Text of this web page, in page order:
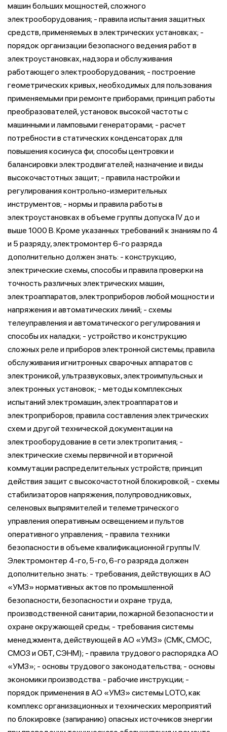
машин больших мощностей, сложного
электрооборудования; - правила испытания защитных
средств, применяемых в электрических установках; -
порядок организации безопасного ведения работ в
электроустановках, надзора и обслуживания
работающего электрооборудования; - построение
геометрических кривых, необходимых для пользования
применяемыми при ремонте приборами; принцип работы
преобразователей, установок высокой частоты с
машинными и ламповыми генераторами; - расчет
потребности в статических конденсаторах для
повышения косинуса фи; способы центровки и
балансировки электродвигателей; назначение и виды
высокочастотных защит; - правила настройки и
регулирования контрольно-измерительных
инструментов; - нормы и правила работы в
электроустановках в объеме группы допуска IV до и
выше 1000 В. Кроме указанных требований к знаниям по 4
и 5 разряду, электромонтер 6-го разряда
дополнительно должен знать: - конструкцию,
электрические схемы, способы и правила проверки на
точность различных электрических машин,
электроаппаратов, электроприборов любой мощности и
напряжения и автоматических линий; - схемы
телеуправления и автоматического регулирования и
способы их наладки; - устройство и конструкцию
сложных реле и приборов электронной системы; правила
обслуживания игнитронных сварочных аппаратов с
электроникой, ультразвуковых, электроимпульсных и
электронных установок; - методы комплексных
испытаний электромашин, электроаппаратов и
электроприборов; правила составления электрических
схем и другой технической документации на
электрооборудование в сети электропитания; -
электрические схемы первичной и вторичной
коммутации распределительных устройств; принцип
действия защит с высокочастотной блокировкой; - схемы
стабилизаторов напряжения, полупроводниковых,
селеновых выпрямителей и телеметрического
управления оперативным освещением и пультов
оперативного управления; - правила техники
безопасности в объеме квалификационной группы IV.
Электромонтер 4-го, 5-го, 6-го разряда должен
дополнительно знать: - требования, действующих в АО
«УМЗ» нормативных актов по промышленной
безопасности, безопасности и охране труда,
производственной санитарии, пожарной безопасности и
охране окружающей среды; - требования системы
менеджмента, действующей в АО «УМЗ» (СМК, СМОС,
СМОЗ и ОБТ, СЭНМ); - правила трудового распорядка АО
«УМЗ»; - основы трудового законодательства; - основы
экономики производства. - рабочие инструкции; -
порядок применения в АО «УМЗ» системы LOTO, как
комплекс организационных и технических мероприятий
по блокировке (запиранию) опасных источников энергии